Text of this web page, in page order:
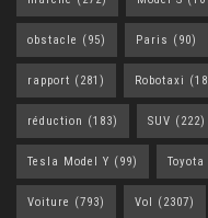
obstacle (95) Paris (90)
rapport (281) Robotaxi
réduction (183) SUV (222)
Tesla Model Y (99) Toyota
Voiture (793) Vol (2307)